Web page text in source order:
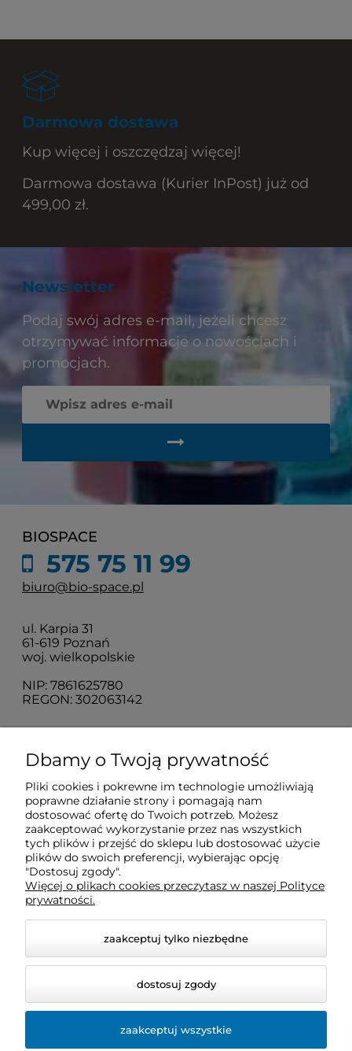
Darmowa dostawa
Kup więcej i oszczędzaj więcej!
Darmowa dostawa (Kurier InPost) już od
499,00 zł.
Newsletter
Podaj swój adres e-mail, jeżeli chcesz
otrzymywać informacje o nowościach i
promocjach.
BIOSPACE
575 75 11 99
biuro@bio-space.pl
ul. Karpia 31
61-619 Poznań
woj. wielkopolskie
NIP: 7861625780
REGON: 302063142
O nas
Obsługa klienta
Pomoc
Moje konto
Dbamy o Twoją prywatność
Pliki cookies i pokrewne im technologie umożliwiają
poprawne działanie strony i pomagają nam
dostosować ofertę do Twoich potrzeb. Możesz
zaakceptować wykorzystanie przez nas wszystkich
tych plików i przejść do sklepu lub dostosować użycie
plików do swoich preferencji, wybierając opcję
"Dostosuj zgody".
Więcej o plikach cookies przeczytasz w naszej Polityce
prywatności.
zaakceptuj tylko niezbędne
dostosuj zgody
zaakceptuj wszystkie